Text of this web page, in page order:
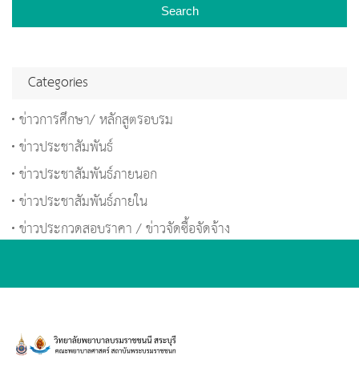
Search
Categories
ข่าวการศึกษา/ หลักสูตรอบรม
ข่าวประชาสัมพันธ์
ข่าวประชาสัมพันธ์ภายนอก
ข่าวประชาสัมพันธ์ภายใน
ข่าวประกวดสอบราคา / ข่าวจัดซื้อจัดจ้าง